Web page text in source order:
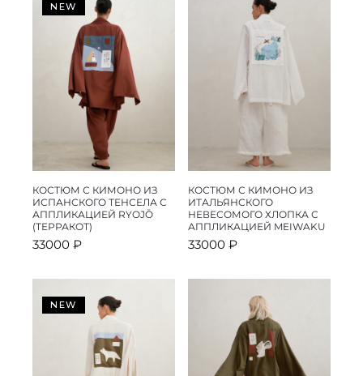
NEW
КОСТЮМ С КИМОНО ИЗ
ИСПАНСКОГО ТЕНСЕЛА С
АППЛИКАЦИЕЙ RYOJŌ
(ТЕРРАКОТ)
33000 ₽
КОСТЮМ С КИМОНО ИЗ
ИТАЛЬЯНСКОГО
НЕВЕСОМОГО ХЛОПКА С
АППЛИКАЦИЕЙ MEIWAKU
33000 ₽
NEW